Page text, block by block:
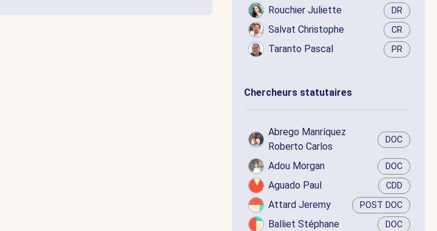
Rouchier Juliette DR
Salvat Christophe CR
Taranto Pascal PR
Chercheurs statutaires
Abrego Manríquez
Roberto Carlos
DOC
Adou Morgan DOC
Aguado Paul CDD
Attard Jeremy POST DOC
Balliet Stéphane DOC